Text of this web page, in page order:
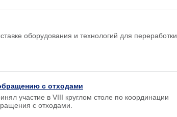
оборудования и технологий для
с отходами
участие в VIII круглом столе по координации
с отходами.